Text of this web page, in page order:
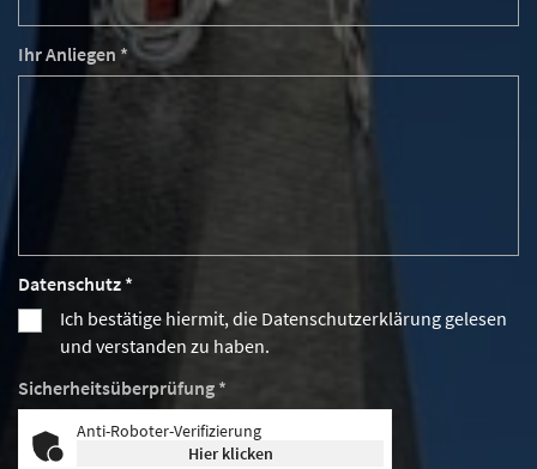
Ihr Anliegen *
Datenschutz *
Ich bestätige hiermit, die Datenschutzerklärung gelesen
und verstanden zu haben.
Sicherheitsüberprüfung *
Anti-Roboter-Verifizierung
Hier klicken